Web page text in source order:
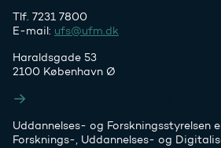
Tlf. 7231 7800
E-mail: ufs@ufm.dk
Haraldsgade 53
2100 København Ø
Uddannelses- og Forskningsstyrelsen
Forsknings-, Uddannelses- og